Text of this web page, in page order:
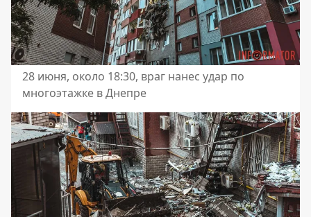
28 июня, около 18:30, враг нанес удар по
многоэтажке в Днепре